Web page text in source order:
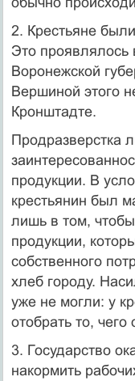
2. Крестьяне
Это проявлялось
Воронежской
Вершиной этого
Кронштадте.
Продразверстка
продукции. В
крестьянин был
лишь в том,
продукции,
собственного
хлеб городу.
уже не могли: у
отобрать то, чего
3. Государство
накормить